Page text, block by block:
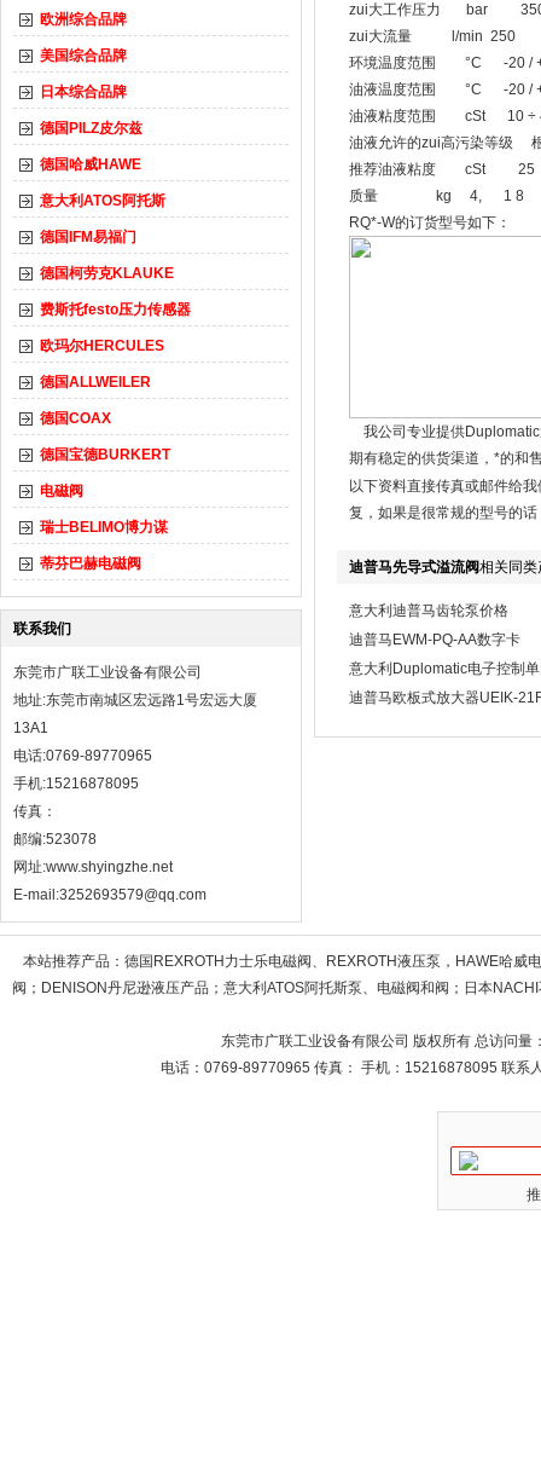
欧洲综合品牌
美国综合品牌
日本综合品牌
德国PILZ皮尔兹
德国哈威HAWE
意大利ATOS阿托斯
德国IFM易福门
德国柯劳克KLAUKE
费斯托festo压力传感器
欧玛尔HERCULES
德国ALLWEILER
德国COAX
德国宝德BURKERT
电磁阀
瑞士BELIMO博力谋
蒂芬巴赫电磁阀
联系我们
东莞市广联工业设备有限公司
地址:东莞市南城区宏远路1号宏远大厦
13A1
电话:0769-89770965
手机:15216878095
传真：
邮编:523078
网址:www.shyingzhe.net
E-mail:3252693579@qq.com
zui大工作压力 bar
zui大流量 l/min 250
环境温度范围 °C -20 /
油液温度范围 °C -20 /
油液粘度范围 cSt 10 ÷
油液允许的zui高污染等级
推荐油液粘度 cSt 25
质量 kg 4, 1 8
RQ*-W的订货型号如下：
我公司专业提供Duplomatic
期有稳定的供货渠道，*的和
以下资料直接传真或邮件给
复，如果是很常规的型号的
迪普马先导式溢流阀相关同类
意大利迪普马齿轮泵价格
迪普马EWM-PQ-AA数字卡
意大利Duplomatic电子控制
迪普马欧板式放大器UEIK-
本站推荐产品： 德国REXROTH力士乐电磁阀、REXROTH液压泵，HAWE哈威
阀；DENISON丹尼逊液压产品；意大利ATOS阿托斯泵、电磁阀和阀；日本
东莞市广联工业设备有限公司 版权所有 总访问量
电话：0769-89770965 传真： 手机：15216878095 联系